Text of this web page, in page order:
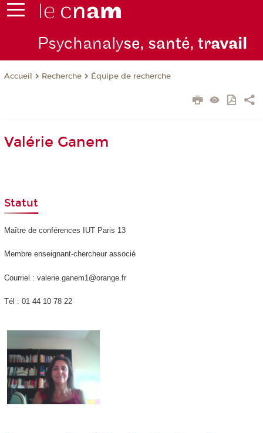
Psychanalyse, santé, travail
Accueil Recherche Équipe de recherche
Valérie Ganem
Statut
Maître de conférences IUT Paris 13
Membre enseignant-chercheur associé
Courriel : valerie.ganem1@orange.fr
Tél : 01 44 10 78 22